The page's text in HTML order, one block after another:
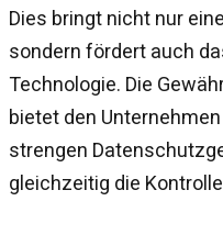
Dies bringt nicht nur
sondern fördert auch
Technologie. Die
bietet den
strengen
gleichzeitig die